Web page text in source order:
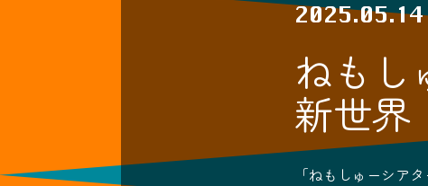
2025.05.14
ねもし
新世界
「ねもしゅーシア